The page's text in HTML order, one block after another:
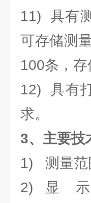
11) 具有
可存储测
100条，存
12) 具有
求。
3、 主要技
1) 测量范
2) 显 示